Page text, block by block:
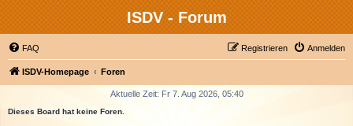
ISDV - Forum
FAQ Anmelden
Registrieren
ISDV-Homepage Foren
Aktuelle Zeit: Fr 7. Aug 2026, 05:40
Dieses Board hat keine Foren.